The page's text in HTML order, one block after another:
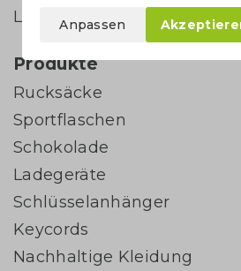
Lieferung
Produkte
Rucksäcke
Sportflaschen
Schokolade
Ladegeräte
Schlüsselanhänger
Keycords
Nachhaltige Kleidung
Anpassen